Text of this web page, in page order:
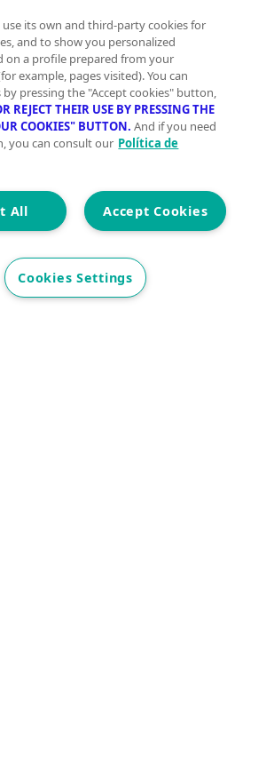
en La Unión
en venta en La Unión
en La Unión
en La Unión
en La Unión
en La Unión
en La Unión
use its own and third-party cookies for
and to show you personalized
on a profile prepared from your
example, pages visited). You can
by pressing the "Accept cookies" button,
REJECT THEIR USE BY PRESSING THE
COOKIES" BUTTON. And if you need
you can consult our Política de
Accept Cookies
All
Cookies Settings